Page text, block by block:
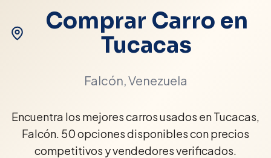
Comprar Carro en
Tucacas
Falcón, Venezuela
Encuentra los mejores carros usados en Tucacas,
Falcón. 50 opciones disponibles con precios
competitivos y vendedores verificados.